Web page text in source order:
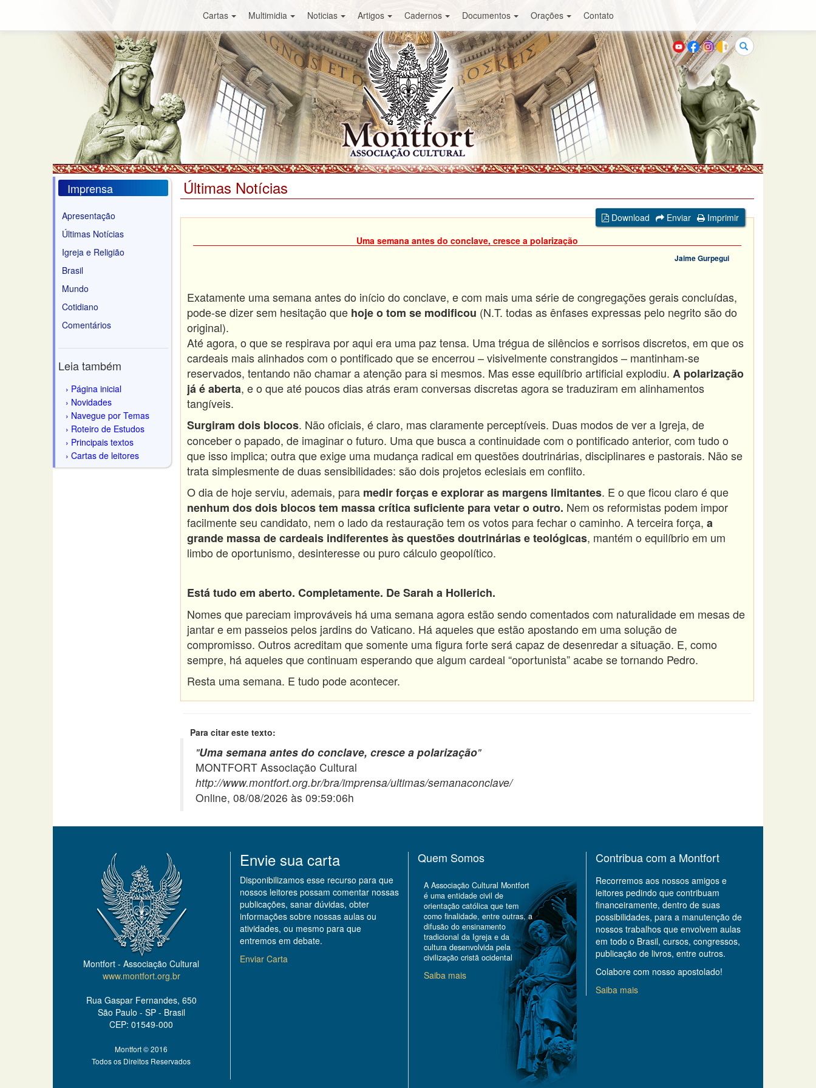
Cartas Multimidia Noticias Artigos Cadernos Documentos Orações Contato
Buscar
Imprensa
Apresentação
Últimas Notícias
Igreja e Religião
Brasil
Mundo
Cotidiano
Comentários
Leia também
Página inicial
Novidades
Navegue por Temas
Roteiro de Estudos
Principais textos
Cartas de leitores
Últimas Notícias
Download Enviar
Imprimir
Uma semana antes do conclave, cresce a polarização
Jaime Gurpegui
Exatamente uma semana antes do início do conclave, e com mais uma série de congregações gerais concluídas,
pode-se dizer sem hesitação que hoje o tom se modificou (N.T. todas as ênfases expressas pelo negrito são do
original).
Até agora, o que se respirava por aqui era uma paz tensa. Uma trégua de silêncios e sorrisos discretos, em que os
cardeais mais alinhados com o pontificado que se encerrou – visivelmente constrangidos – mantinham-se
reservados, tentando não chamar a atenção para si mesmos. Mas esse equilíbrio artificial explodiu. A polarização
já é aberta, e o que até poucos dias atrás eram conversas discretas agora se traduziram em alinhamentos
tangíveis.
Surgiram dois blocos. Não oficiais, é claro, mas claramente perceptíveis. Duas modos de ver a Igreja, de
conceber o papado, de imaginar o futuro. Uma que busca a continuidade com o pontificado anterior, com tudo o
que isso implica; outra que exige uma mudança radical em questões doutrinárias, disciplinares e pastorais. Não se
trata simplesmente de duas sensibilidades: são dois projetos eclesiais em conflito.
O dia de hoje serviu, ademais, para medir forças e explorar as margens limitantes. E o que ficou claro é que
nenhum dos dois blocos tem massa crítica suficiente para vetar ooutro. Nem os reformistas podem impor
facilmente seu candidato, nem o lado da restauração tem os votos para fechar o caminho. A terceira força, a
grande massa de cardeais indiferentes às questões doutrinárias e teológicas, mantém o equilíbrio em um
limbo de oportunismo, desinteresse ou puro cálculo geopolítico.
Está tudo em aberto. Completamente. De Sarah a Hollerich.
Nomes que pareciam improváveis há uma semana agora estão sendo comentados com naturalidade em mesas de
jantar e em passeios pelos jardins do Vaticano. Há aqueles que estão apostando em uma solução de
compromisso. Outros acreditam que somente uma figura forte será capaz de desenredar a situação. E, como
sempre, há aqueles que continuam esperando que algum cardeal “oportunista” acabe se tornando Pedro.
Resta uma semana. E tudo pode acontecer.
Para citar este texto:
"Uma semana antes do conclave, cresce a polarização"
MONTFORT Associação Cultural
http://www.montfort.org.br/bra/imprensa/ultimas/semanaconclave/
Online, 08/08/2026 às 09:59:06h
Montfort - Associação Cultural
www.montfort.org.br
Rua Gaspar Fernandes, 650
São Paulo - SP - Brasil
CEP: 01549-000
Montfort © 2016
Todos os Direitos Reservados
Envie sua carta
Disponibilizamos esse recurso para que
nossos leitores possam comentar nossas
publicações, sanar dúvidas, obter
informações sobre nossas aulas ou
atividades, ou mesmo para que
entremos em debate.
Enviar Carta
Quem Somos
A Associação Cultural Montfort
é uma entidade civil de
orientação católica que tem
como finalidade, entre outras, a
difusão do ensinamento
tradicional da Igreja e da
cultura desenvolvida pela
civilização cristã ocidental
Saiba mais
Contribua com a Montfort
Recorremos aos nossos amigos e
leitores pedindo que contribuam
financeiramente, dentro de suas
possibilidades, para a manutenção de
nossos trabalhos que envolvem aulas
em todo o Brasil, cursos, congressos,
publicação de livros, entre outros.
Colabore com nosso apostolado!
Saiba mais